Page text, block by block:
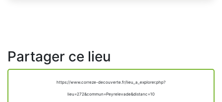
Partager ce lieu
https://www.correze-decouverte.fr/lieu_a_explorer.php?
lieu=272&commun=Peyrelevade&distanc=10